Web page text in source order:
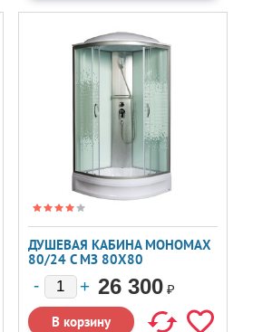
ДУШЕВАЯ КАБИНА МОНОМАХ
80/24 C МЗ 80X80
26 300 ₽